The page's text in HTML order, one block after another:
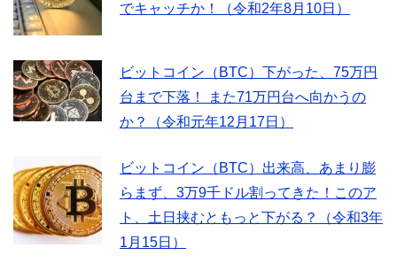
でキャッチか！（令和2年8月10日）
ビットコイン（BTC）下がった、75万円
台まで下落！ また71万円台へ向かうの
か？（令和元年12月17日）
ビットコイン（BTC）出来高、あまり膨
らまず、3万9千ドル割ってきた！このア
ト、土日挟むともっと下がる？（令和3年
1月15日）